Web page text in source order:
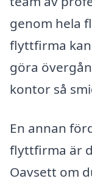
genom hela
flyttfirma
göra
kontor så
En annan
flyttfirma är
Oavsett om